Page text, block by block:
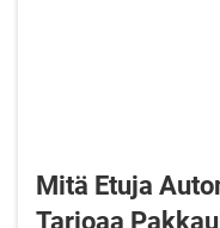
Mitä Etuja
Tarjoaa